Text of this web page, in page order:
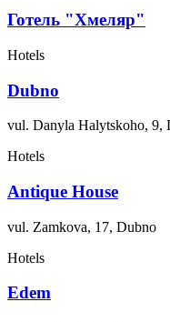
Готель "Хмеляр"
Hotels
Dubno
vul. Danyla Halytskoho, 9,
Hotels
Antique House
vul. Zamkova, 17, Dubno
Hotels
Edem